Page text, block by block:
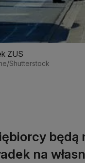
ZUS
Shutterstock
będą
na